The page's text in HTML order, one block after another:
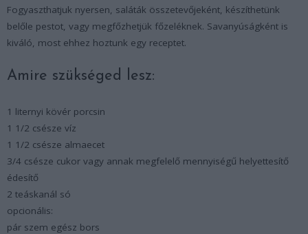
Fogyaszthatjuk nyersen, saláták összetevőjeként, készíthetünk
belőle pestot, vagy megfőzhetjük főzeléknek. Savanyúságként is
kiváló, most ehhez hoztunk egy receptet.
Amire szükséged lesz:
1 liternyi kövér porcsin
1 1/2 csésze víz
1 1/2 csésze almaecet
3/4 csésze cukor vagy annak megfelelő mennyiségű helyettesítő
édesítő
2 teáskanál só
opcionális:
pár szem egész bors